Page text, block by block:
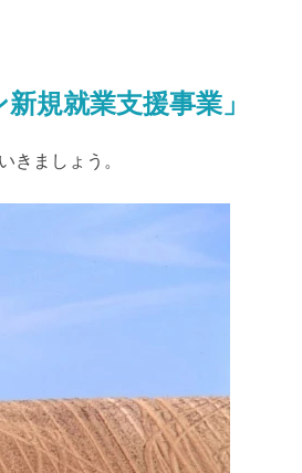
規就業支援事業」
きましょう。